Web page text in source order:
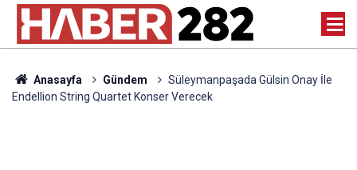
Anasayfa Gündem
Süleymanpaşada Gülsin Onay İle
Endellion String Quartet Konser Verecek